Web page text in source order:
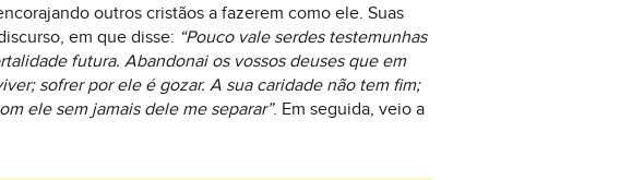
outros cristãos a fazerem como ele. Suas
em que disse: “Pouco vale serdes testemunhas
futura. Abandonai os vossos deuses que em
sofrer por ele é gozar. A sua caridade não tem fim;
ele sem jamais dele me separar”. Em seguida, veio a